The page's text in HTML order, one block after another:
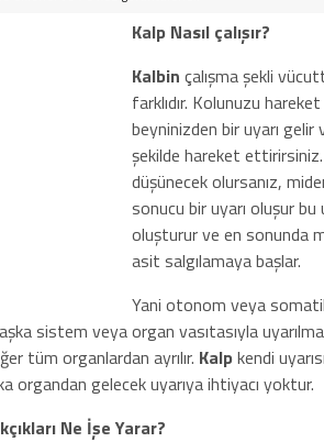
Kalp Nasıl çalışır?
Kalbin çalışma şekli
farklıdır. Kolunuzu
beyninizden bir uyarı
şekilde hareket
düşünecek olursanız,
sonucu bir uyarı oluşur bu
oluşturur ve en sonunda
asit salgılamaya başlar.
Yani otonom veya
sistem veya organ vasıtasıyla
tüm organlardan ayrılır. Kalpkendi
organdan gelecek uyarıya ihtiyacı yoktur.
Ne İşe Yarar?